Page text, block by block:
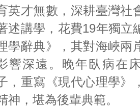
英才無數，深耕臺灣社
述講學，花費19年獨立
學辭典》，其對海峽兩
響深遠。晚年臥病在
，重寫《現代心理學》
神，堪為後輩典範。